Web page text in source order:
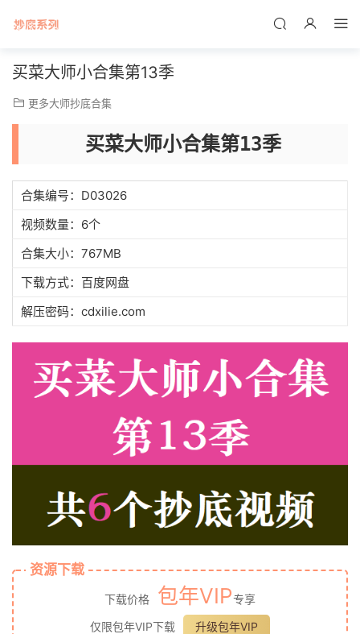
买菜大师小合集第13季
更多大师抄底合集
买菜大师小合集第13季
合集编号：D03026
视频数量：6个
合集大小：767MB
下载方式：百度网盘
解压密码：cdxilie.com
资源下载
下载价格 包年VIP专享
仅限包年VIP下载
升级包年VIP